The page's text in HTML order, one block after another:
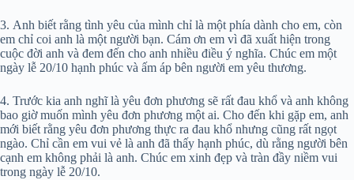
3. Anh biết rằng tình yêu của mình chỉ là một phía dành cho em, còn
em chỉ coi anh là một người bạn. Cám ơn em vì đã xuất hiện trong
cuộc đời anh và đem đến cho anh nhiều điều ý nghĩa. Chúc em một
ngày lễ 20/10 hạnh phúc và ấm áp bên người em yêu thương.
4. Trước kia anh nghĩ là yêu đơn phương sẽ rất đau khổ và anh không
bao giờ muốn mình yêu đơn phương một ai. Cho đến khi gặp em, anh
mới biết rằng yêu đơn phương thực ra đau khổ nhưng cũng rất ngọt
ngào. Chỉ cần em vui vẻ là anh đã thấy hạnh phúc, dù rằng người bên
cạnh em không phải là anh. Chúc em xinh đẹp và tràn đầy niềm vui
trong ngày lễ 20/10.